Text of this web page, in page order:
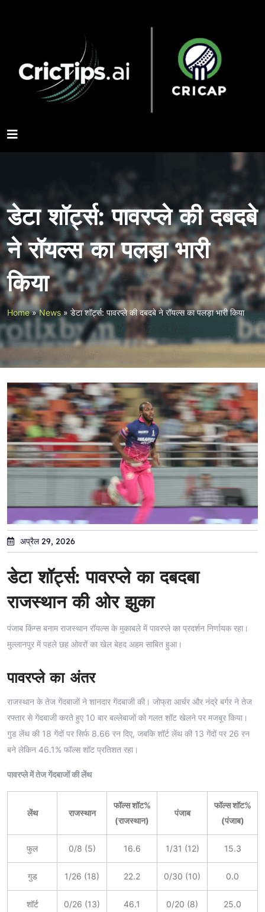
डेटा शॉर्ट्स: पावरप्ले की दबदबे
ने रॉयल्स का पलड़ा भारी
किया
Home»News »डेटा शॉर्ट्स: पावरप्ले की दबदबे ने रॉयल्स का पलड़ा भारी किया
अप्रैल 29, 2026
डेटा शॉर्ट्स: पावरप्ले का दबदबा
राजस्थान की ओर झुका
पंजाब किंग्स बनाम राजस्थान रॉयल्स के मुकाबले में पावरप्ले का प्रदर्शन निर्णायक रहा।
मुल्लानपुर में पहले छह ओवरों का खेल बेहद अहम साबित हुआ।
पावरप्ले का अंतर
राजस्थान के तेज गेंदबाजों ने शानदार गेंदबाजी की। जोफ्रा आर्चर और नंद्रे बर्गर ने तेज
रफ्तार से गेंदबाजी करते हुए 10 बार बल्लेबाजों को गलत शॉट खेलने पर मजबूर किया।
गुड लेंथ की 18 गेंदों पर सिर्फ 8.66 रन दिए, जबकि शॉर्ट लेंथ की 13 गेंदों पर 26 रन
बने लेकिन 46.1% फॉल्स शॉट प्रतिशत रहा।
पावरप्ले में तेज गेंदबाजों की लेंथ
लेंथ राजस्थान
फॉल्स शॉट%
(राजस्थान)
पंजाब
फॉल्स शॉट%
(पंजाब)
फुल 0/8 (5) 16.6 1/31 (12) 15.3
गुड 1/26 (18) 22.2 0/30 (10) 0.0
शॉर्ट 0/26 (13) 46.1 0/20 (8) 25.0